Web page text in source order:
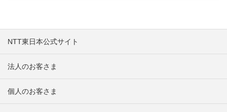
NTT東日本公式サイト
法人のお客さま
個人のお客さま